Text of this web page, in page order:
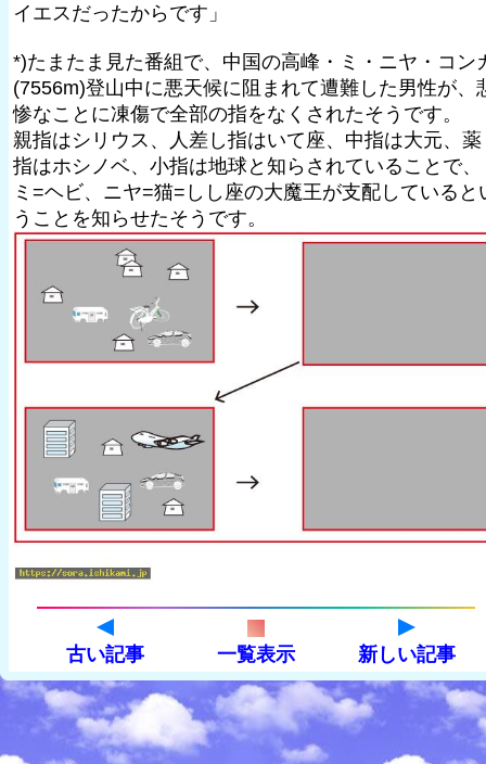
イエスだったからです」
*)たまたま見た番組で、中国の高峰・ミ・ニヤ・コン
(7556m)登山中に悪天候に阻まれて遭難した男性が、
惨なことに凍傷で全部の指をなくされたそうです。
親指はシリウス、人差し指はいて座、中指は大元、薬
指はホシノベ、小指は地球と知らされていることで、
ミ=ヘビ、ニヤ=猫=しし座の大魔王が支配していると
うことを知らせたそうです。
古い記事 一覧表示 新しい記事